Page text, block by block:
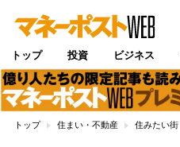
トップ 投資 ビジネス
トップ 住まい・不動産 住みたい街